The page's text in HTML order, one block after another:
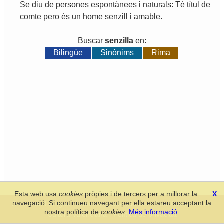
Se diu de persones espontànees i naturals: Té títul de
comte pero és un home senzill i amable.
Buscar senzillaen:
Bilingüe
Sinònims Rima
Secció de Llengua i Lliteratura Valencianes-Real Acadèmia de
Cultura Valenciana-Política de privacitat
X
Esta web usacookies pròpies i de tercers per a millorar la
navegació. Si continueu navegant per ella estareu acceptant la
nostra política de cookies Més informació